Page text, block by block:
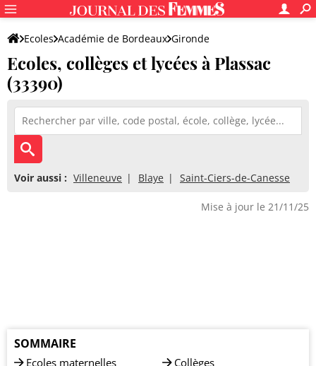
Ecoles Académie de Bordeaux Gironde
Ecoles, collèges et lycées à Plassac
(33390)
Voir aussi : Villeneuve Blaye Saint-Ciers-de-Canesse
Mise à jour le 21/11/25
SOMMAIRE
Ecoles maternelles
Collèges